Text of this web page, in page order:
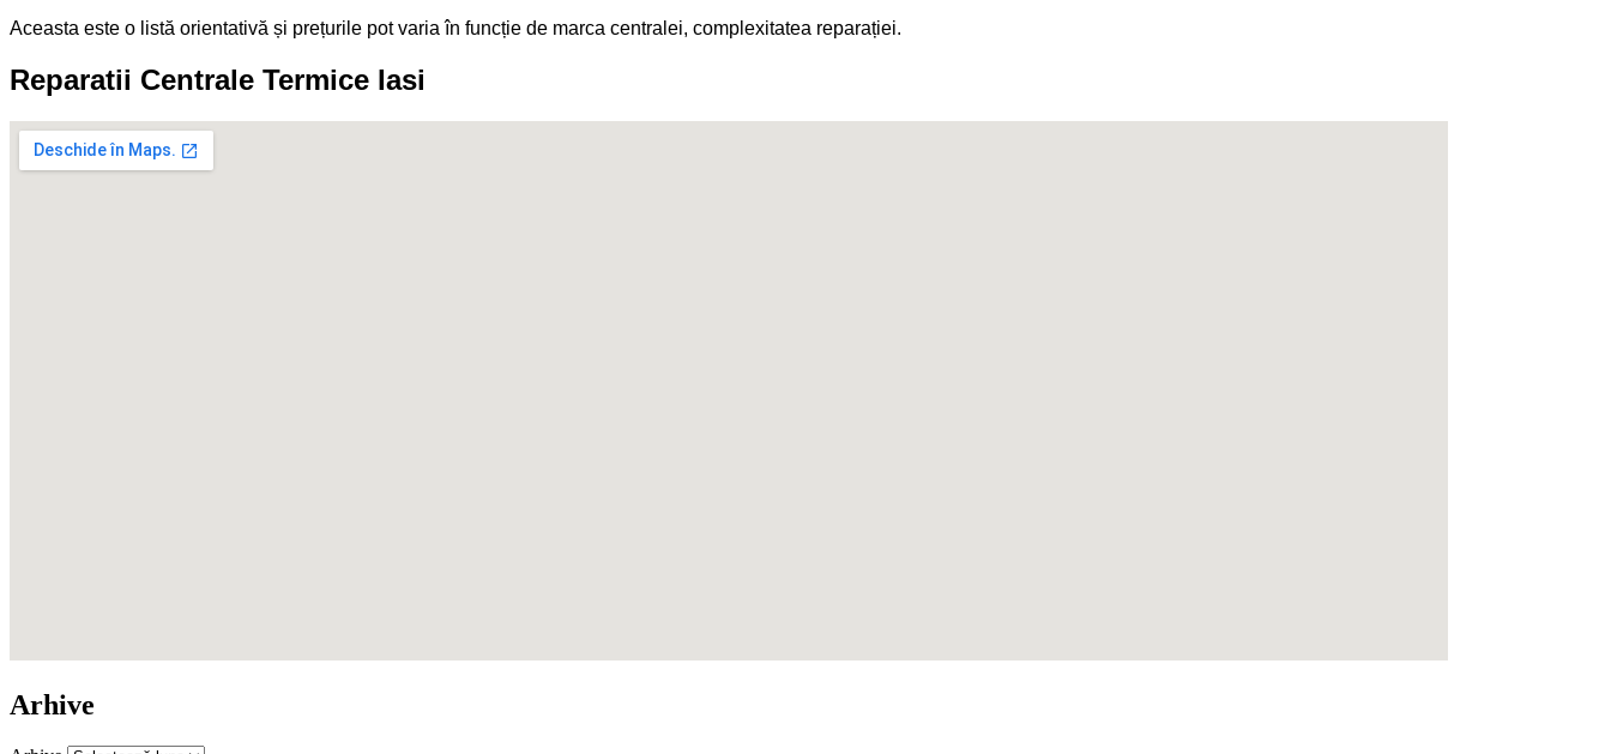
Aceasta este o listă orientativă și prețurile pot varia în funcție de marca centralei, complexitatea reparației.
Reparatii Centrale Termice Iasi
Arhive